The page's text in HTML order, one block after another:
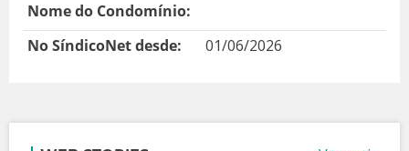
Nome do Condomínio:
No SíndicoNet desde:
01/06/2026